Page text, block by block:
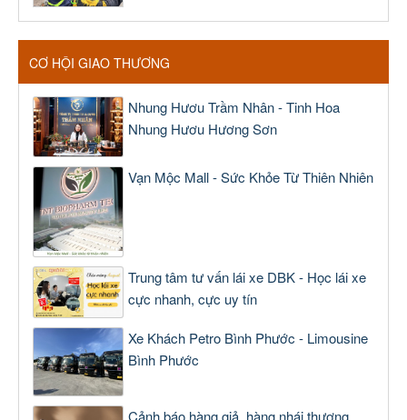
CƠ HỘI GIAO THƯƠNG
Nhung Hươu Trầm Nhân - Tinh Hoa
Nhung Hươu Hương Sơn
Vạn Mộc Mall - Sức Khỏe Từ Thiên Nhiên
Trung tâm tư vấn lái xe DBK - Học lái xe
cực nhanh, cực uy tín
Xe Khách Petro Bình Phước - Limousine
Bình Phước
Cảnh báo hàng giả, hàng nhái thương